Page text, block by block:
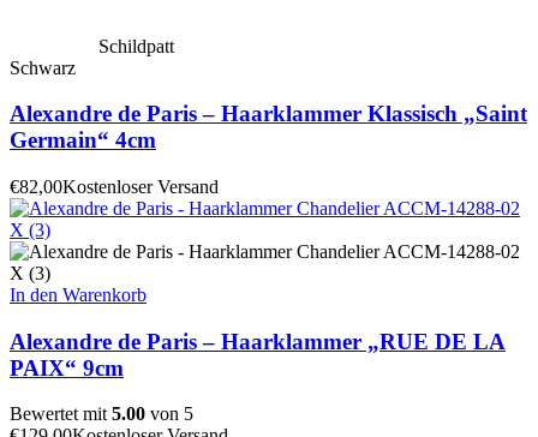
Schildpatt
Schwarz
Alexandre de Paris – Haarklammer Klassisch „Saint
Germain“ 4cm
€82,00Kostenloser Versand
In den Warenkorb
Alexandre de Paris – Haarklammer „RUE DE LA
PAIX“ 9cm
Bewertet mit5.00 von 5